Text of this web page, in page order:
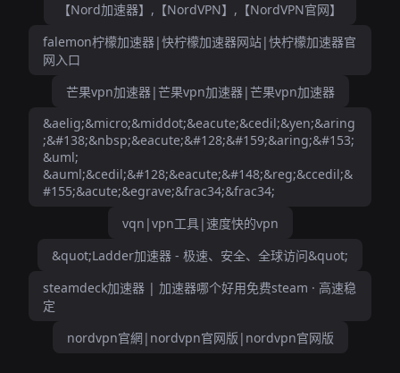
【Nord加速器】,【NordVPN】,【NordVPN官网】
falemon柠檬加速器|快柠檬加速器网站|快柠檬加速器官
网入口
芒果vpn加速器|芒果vpn加速器|芒果vpn加速器
&aelig;&micro;&middot;&eacute;&cedil;&yen;&aring
;&#138;&nbsp;&eacute;&#128;&#159;&aring;&#153;
&uml;
&auml;&cedil;&#128;&eacute;&#148;&reg;&ccedil;&
#155;&acute;&egrave;&frac34;&frac34;
vqn|vpn工具|速度快的vpn
&quot;Ladder加速器 - 极速、安全、全球访问&quot;
steamdeck加速器 | 加速器哪个好用免费steam · 高速稳
定
nordvpn官網|nordvpn官网版|nordvpn官网版